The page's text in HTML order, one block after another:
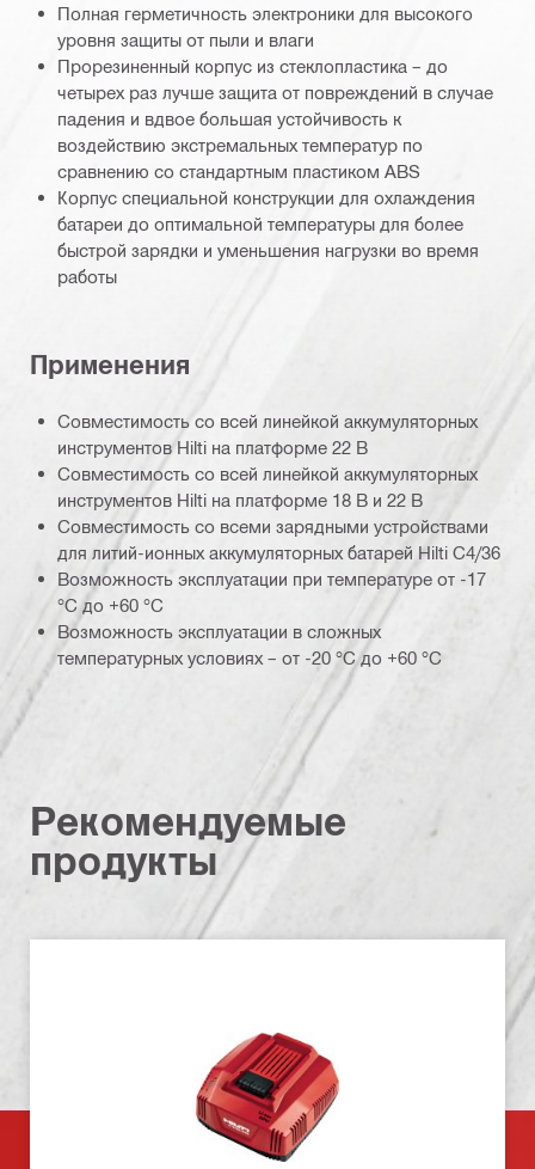
Полная герметичность электроники для высокого
уровня защиты от пыли и влаги
Прорезиненный корпус из стеклопластика – до
четырех раз лучше защита от повреждений в случае
падения и вдвое большая устойчивость к
воздействию экстремальных температур по
сравнению со стандартным пластиком ABS
Корпус специальной конструкции для охлаждения
батареи до оптимальной температуры для более
быстрой зарядки и уменьшения нагрузки во время
работы
Применения
Совместимость со всей линейкой аккумуляторных
инструментов Hilti на платформе 22 В
Совместимость со всей линейкой аккумуляторных
инструментов Hilti на платформе 18 В и 22 В
Совместимость со всеми зарядными устройствами
для литий-ионных аккумуляторных батарей Hilti C4/36
Возможность эксплуатации при температуре от -17
°C до +60 °C
Возможность эксплуатации в сложных
температурных условиях – от -20 °C до +60 °C
Рекомендуемые
продукты